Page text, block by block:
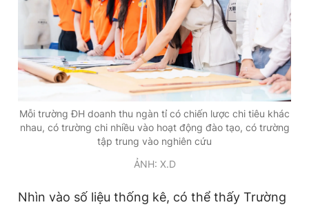
Mỗi trường ĐH doanh thu ngàn tỉ có chiến lược chi tiêu khác
nhau, có trường chi nhiều vào hoạt động đào tạo, có trường
tập trung vào nghiên cứu
ẢNH: X.D
Nhìn vào số liệu thống kê, có thể thấy Trường